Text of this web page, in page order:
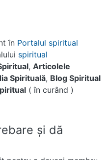
în Portalul spiritual
spiritual
, Articolele
Spirituală, Blog Spiritual
( în curând )
şi dă